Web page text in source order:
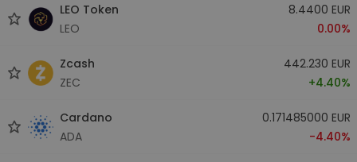
LEO Token
LEO
8.4400 EUR
0.00%
Zcash
ZEC
442.230 EUR
+4.40%
Cardano
ADA
0.171485000 EUR
-4.40%